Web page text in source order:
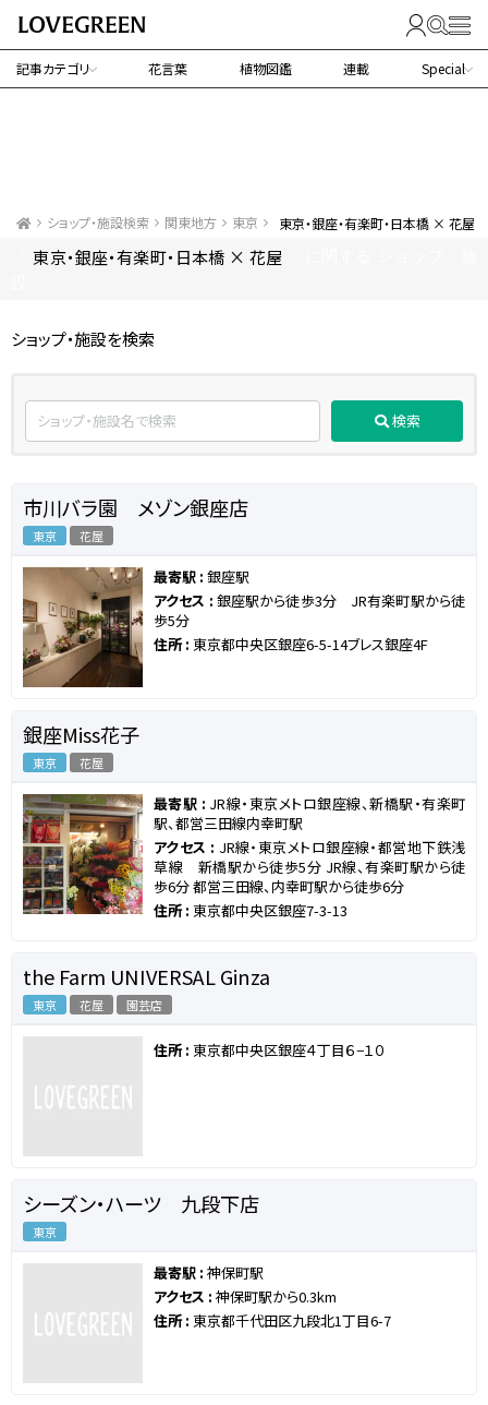
記事カテゴリ 花言葉 植物図鑑 連載 Special
ショップ・施設検索 関東地方 東京
東京・銀座・有楽町・日本橋 × 花屋
東京・銀座・有楽町・日本橋 × 花屋
ショップ・施設を検索
検索
市川バラ園 メゾン銀座店
東京 花屋
最寄駅 : 銀座駅
アクセス : 銀座駅から徒歩3分 JR有楽町駅から徒
歩5分
住所 : 東京都中央区銀座6-5-14ブレス銀座4F
銀座Miss花子
東京 花屋
最寄駅 : JR線・東京メトロ銀座線、新橋駅・有楽町
駅、都営三田線内幸町駅
アクセス : JR線・東京メトロ銀座線・都営地下鉄浅
草線 新橋駅から徒歩5分 JR線、有楽町駅から徒
歩6分 都営三田線、内幸町駅から徒歩6分
住所 : 東京都中央区銀座7-3-13
the Farm UNIVERSAL Ginza
東京 花屋 園芸店
住所 : 東京都中央区銀座４丁目６−１０
シーズン・ハーツ 九段下店
東京
最寄駅 : 神保町駅
アクセス : 神保町駅から0.3km
住所 : 東京都千代田区九段北1丁目6-7